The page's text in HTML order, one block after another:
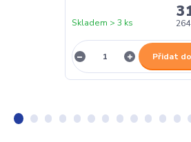
Skladem > 3 ks
Přidat